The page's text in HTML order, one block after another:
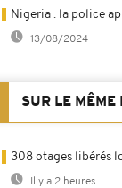
Nigeria : la police
13/08/2024
SUR LE MÊME
308 otages libérés
Il y a 2 heures